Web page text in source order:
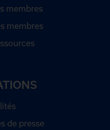
membres
membres
de presse